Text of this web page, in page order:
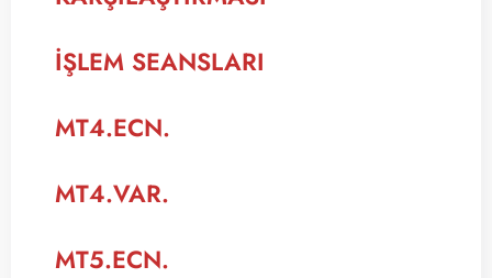
İŞLEM SEANSLARI
MT4.ECN.
MT4.VAR.
MT5.ECN.